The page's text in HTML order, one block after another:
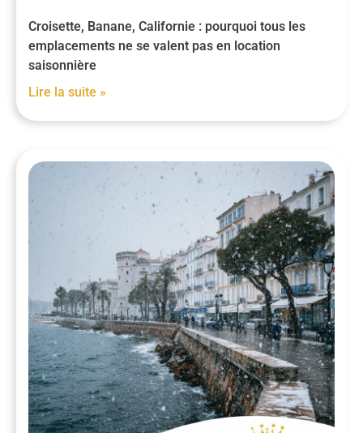
Croisette, Banane, Californie : pourquoi tous les
emplacements ne se valent pas en location
saisonnière
Lire la suite »